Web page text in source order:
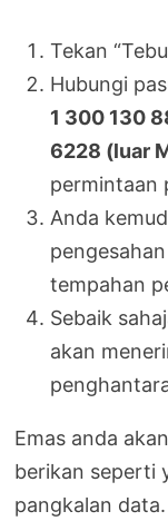
Tekan
Hubungi
1 300 130
6228 (luar
permintaan
Anda
tempahan
Sebaik
akan
Emas anda
berikan seperti
pangkalan data.